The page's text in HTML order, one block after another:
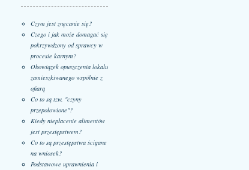
Czym jest znęcanie się?
Czego i jak może domagać się
pokrzywdzony od sprawcy w
procesie karnym?
Obowiązek opuszczenia lokalu
zamieszkiwanego wspólnie z
ofiarą
Co to są tzw. "czyny
przepołowione"?
Kiedy niepłacenie alimentów
jest przestępstwem?
Co to są przestępstwa ścigane
na wniosek?
Podstawowe uprawnienia i